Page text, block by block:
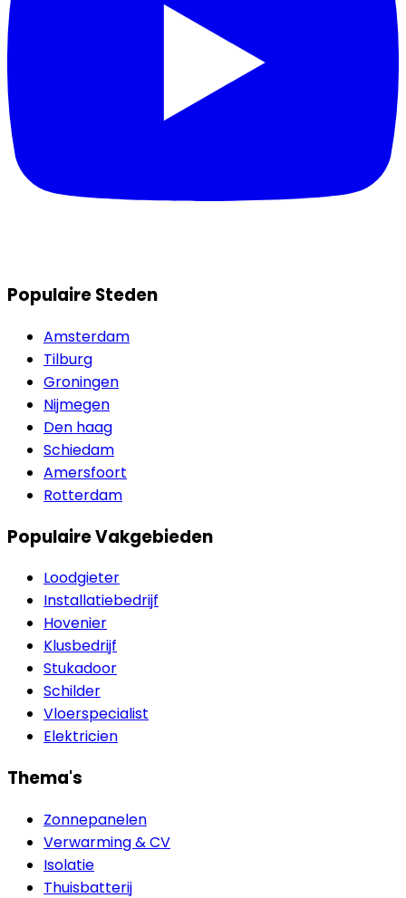
Populaire Steden
Amsterdam
Tilburg
Groningen
Nijmegen
Den haag
Schiedam
Amersfoort
Rotterdam
Populaire Vakgebieden
Loodgieter
Installatiebedrijf
Hovenier
Klusbedrijf
Stukadoor
Schilder
Vloerspecialist
Elektricien
Thema's
Zonnepanelen
Verwarming & CV
Isolatie
Thuisbatterij